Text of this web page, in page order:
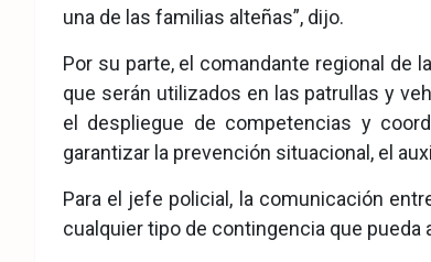
una de las familias alteñas”, dijo.
Por su parte, el comandante regional de
que serán utilizados en las patrullas y
el despliegue de competencias y
garantizar la prevención situacional, el
Para el jefe policial, la comunicación
cualquier tipo de contingencia que pueda